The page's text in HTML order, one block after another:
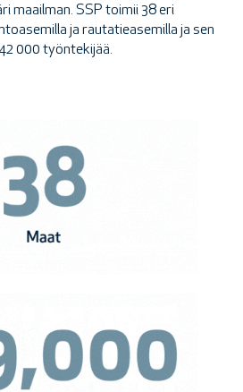
maailman. SSP toimii 38 eri
ja rautatieasemilla ja sen
000 työntekijää.